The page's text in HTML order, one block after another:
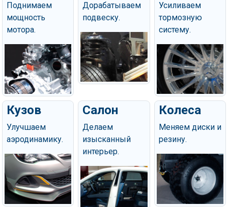
Поднимаем
мощность
мотора.
Дорабатываем
подвеску.
Усиливаем
тормозную
систему.
Кузов
Улучшаем
аэродинамику.
Салон
Делаем
изысканный
интерьер.
Колеса
Меняем диски и
резину.